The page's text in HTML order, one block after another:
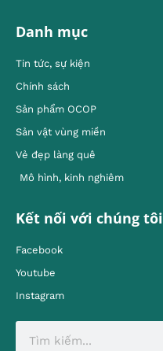
Danh mục
Tin tức, sự kiện
Chính sách
Sản phẩm OCOP
Sản vật vùng miền
Vẻ đẹp làng quê
Mô hình, kinh nghiêm
Kết nối với chúng tôi
Facebook
Youtube
Instagram